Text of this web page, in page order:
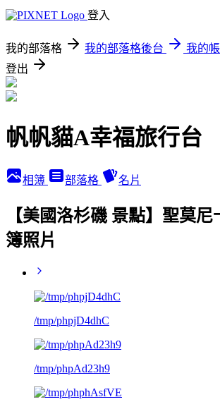
登入
我的部落格 我的部落格後台
我的
登出
帆帆貓A幸福旅行台
相簿 部落格 名片
【美國洛杉磯 景點】聖莫
簿照片
/tmp/phpjD4dhC
/tmp/phpAd23h9